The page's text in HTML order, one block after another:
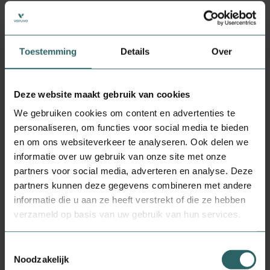
Toestemming Details Over
Deze website maakt gebruik van cookies
We gebruiken cookies om content en advertenties te
personaliseren, om functies voor social media te bieden
en om ons websiteverkeer te analyseren. Ook delen we
informatie over uw gebruik van onze site met onze
partners voor social media, adverteren en analyse. Deze
partners kunnen deze gegevens combineren met andere
informatie die u aan ze heeft verstrekt of die ze hebben
verzameld op basis van uw gebruik van hun services.
Noodzakelijk
Droog, afgesloten en bij kamertemperatuur bewaren, tenzij anders geadviseerd op
Raadpleeg een deskundige alvorens supplementen te gebruiken in geval van
Ingrediënten
Capsule ((Hydroxy-propylmethylcellulose).
Hoe te gebruiken
1 x daags 1 capsule met water innemen of open maken en vermengen met
bijvoorbeeld yoghurt of sap.